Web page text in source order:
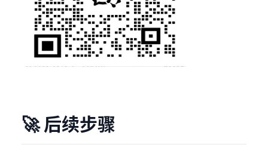
🚀 后续步骤